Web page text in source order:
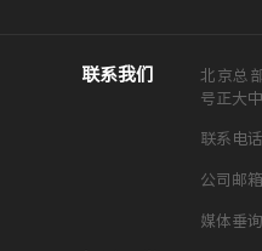
联系我们
北京总
号正大
联系电
公司邮
媒体垂